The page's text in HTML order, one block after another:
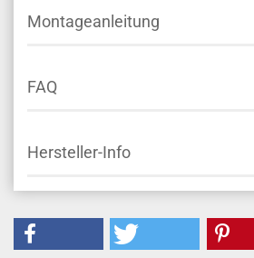
Montageanleitung
FAQ
Hersteller-Info